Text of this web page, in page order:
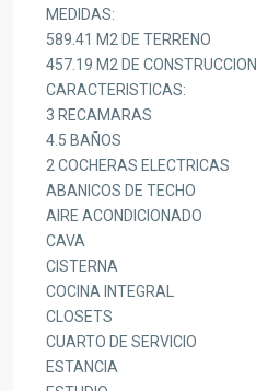
MEDIDAS:
589.41 M2 DE TERRENO
457.19 M2 DE CONSTRUCCION
CARACTERISTICAS:
3 RECAMARAS
4.5 BAÑOS
2 COCHERAS ELECTRICAS
ABANICOS DE TECHO
AIRE ACONDICIONADO
CAVA
CISTERNA
COCINA INTEGRAL
CLOSETS
CUARTO DE SERVICIO
ESTANCIA